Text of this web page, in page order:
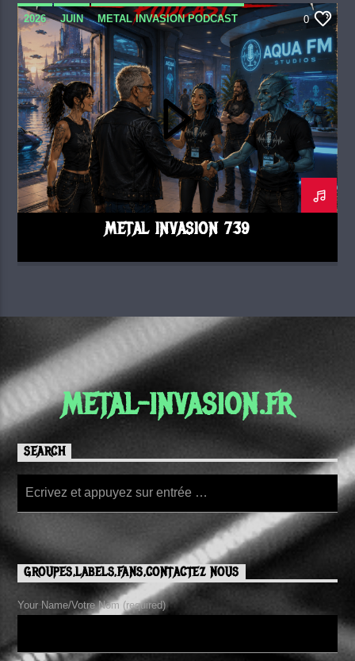
2026 JUIN METAL INVASION PODCAST 0
METAL INVASION 739
METAL-INVASION.FR
SEARCH
GROUPES,LABELS,FANS,CONTACTEZ NOUS
Your Name/Votre Nom (required)